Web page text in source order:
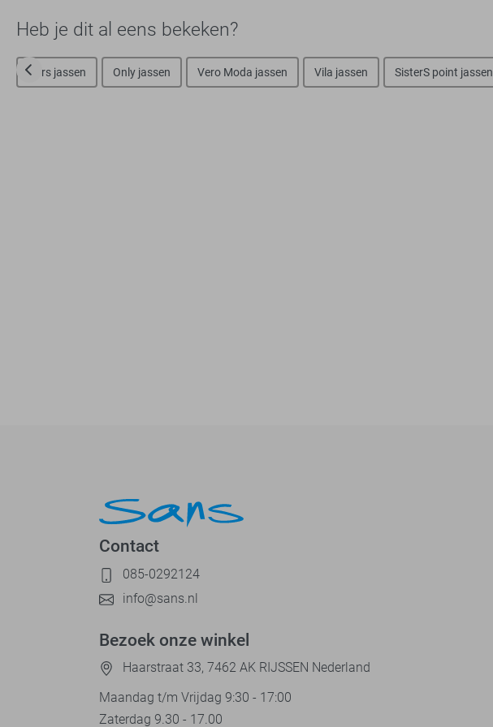
Heb je dit al eens bekeken?
Cars jassen Only jassen Vero Moda jassen Vila jassen SisterS point jassen
Contact
085-0292124
info@sans.nl
Bezoek onze winkel
Haarstraat 33, 7462 AK RIJSSEN Nederland
Maandag t/m Vrijdag 9:30 - 17:00
Zaterdag 9.30 - 17.00